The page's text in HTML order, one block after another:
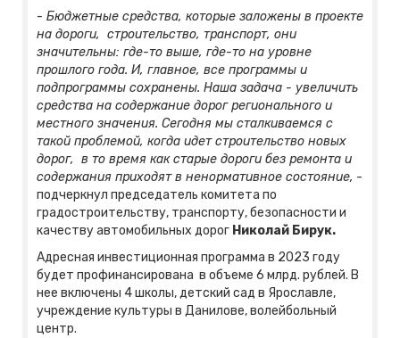
- Бюджетные средства, которые заложены в проекте
на дороги, строительство, транспорт, они
значительны: где-то выше, где-то на уровне
прошлого года. И, главное, все программы и
подпрограммы сохранены. Наша задача - увеличить
средства на содержание дорог регионального и
местного значения. Сегодня мы сталкиваемся с
такой проблемой, когда идет строительство новых
дорог, в то время как старые дороги без ремонта и
содержания приходят в ненормативное состояние, -
подчеркнул председатель комитета по
градостроительству, транспорту, безопасности и
качеству автомобильных дорог Николай Бирук.
Адресная инвестиционная программа в 2023 году
будет профинансирована в объеме 6 млрд. рублей. В
нее включены 4 школы, детский сад в Ярославле,
учреждение культуры в Данилове, волейбольный
центр.